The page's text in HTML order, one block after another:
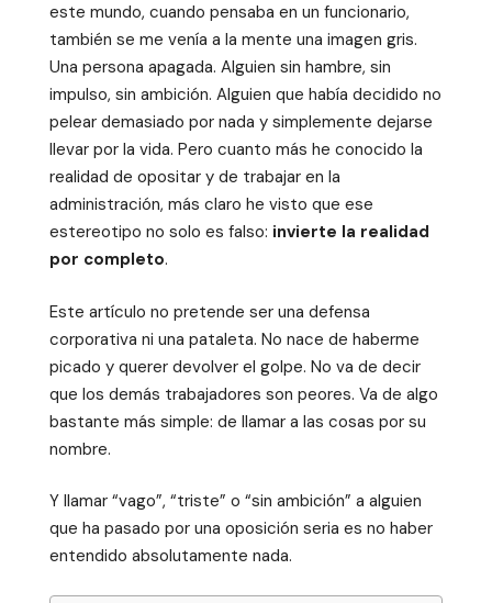
este mundo, cuando pensaba en un funcionario,
también se me venía a la mente una imagen gris.
Una persona apagada. Alguien sin hambre, sin
impulso, sin ambición. Alguien que había decidido no
pelear demasiado por nada y simplemente dejarse
llevar por la vida. Pero cuanto más he conocido la
realidad de opositar y de trabajar en la
administración, más claro he visto que ese
estereotipo no solo es falso: invierte la realidad
por completo.
Este artículo no pretende ser una defensa
corporativa ni una pataleta. No nace de haberme
picado y querer devolver el golpe. No va de decir
que los demás trabajadores son peores. Va de algo
bastante más simple: de llamar a las cosas por su
nombre.
Y llamar “vago”, “triste” o “sin ambición” a alguien
que ha pasado por una oposición seria es no haber
entendido absolutamente nada.